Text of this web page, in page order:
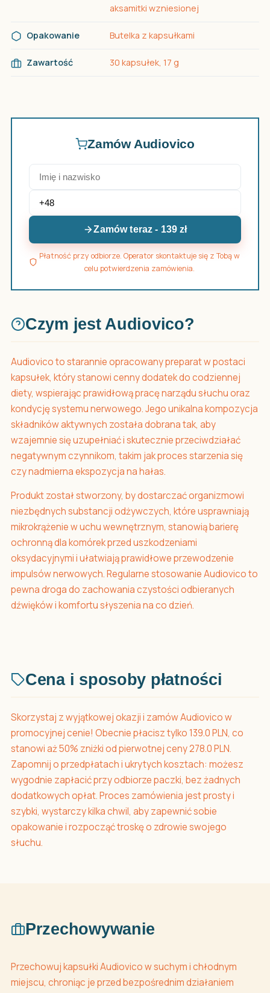
aksamitki wzniesionej
Opakowanie Butelka z kapsułkami
Zawartość 30 kapsułek, 17 g
Zamów Audiovico
Zamów teraz - 139 zł
Płatność przy odbiorze. Operator skontaktuje się z Tobą w
celu potwierdzenia zamówienia.
Czym jest Audiovico?
Audiovico to starannie opracowany preparat w postaci
kapsułek, który stanowi cenny dodatek do codziennej
diety, wspierając prawidłową pracę narządu słuchu oraz
kondycję systemu nerwowego. Jego unikalna kompozycja
składników aktywnych została dobrana tak, aby
wzajemnie się uzupełniać i skutecznie przeciwdziałać
negatywnym czynnikom, takim jak proces starzenia się
czy nadmierna ekspozycja na hałas.
Produkt został stworzony, by dostarczać organizmowi
niezbędnych substancji odżywczych, które usprawniają
mikrokrążenie w uchu wewnętrznym, stanowią barierę
ochronną dla komórek przed uszkodzeniami
oksydacyjnymi i ułatwiają prawidłowe przewodzenie
impulsów nerwowych. Regularne stosowanie Audiovico to
pewna droga do zachowania czystości odbieranych
dźwięków i komfortu słyszenia na co dzień.
Cena i sposoby płatności
Skorzystaj z wyjątkowej okazji i zamów Audiovico w
promocyjnej cenie! Obecnie płacisz tylko 139.0 PLN, co
stanowi aż 50% zniżki od pierwotnej ceny 278.0 PLN.
Zapomnij o przedpłatach i ukrytych kosztach: możesz
wygodnie zapłacić przy odbiorze paczki, bez żadnych
dodatkowych opłat. Proces zamówienia jest prosty i
szybki, wystarczy kilka chwil, aby zapewnić sobie
opakowanie i rozpocząć troskę o zdrowie swojego
słuchu.
Przechowywanie
Przechowuj kapsułki Audiovico w suchym i chłodnym
miejscu, chroniąc je przed bezpośrednim działaniem